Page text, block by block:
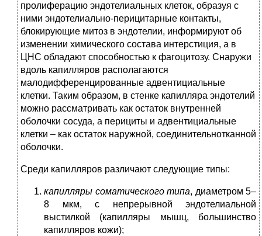
пролиферацию эндотелиальных клеток, образуя с
ними эндотелиально-перицитарные контакты,
блокирующие митоз в эндотелии, информируют об
изменении химического состава интерстиция, а в
ЦНС обладают способностью к фагоцитозу. Снаружи
вдоль капилляров располагаются
малодифференцированные адвентициальные
клетки. Таким образом, в стенке капилляра эндотелий
можно рассматривать как остаток внутренней
оболочки сосуда, а перициты и адвентициальные
клетки – как остаток наружной, соединительнотканной
оболочки.
Среди капилляров различают следующие типы:
капилляры соматического типа, диаметром 5–
8 мкм, с непрерывной эндотелиальной
выстилкой (капилляры мышц, большинство
капилляров кожи);